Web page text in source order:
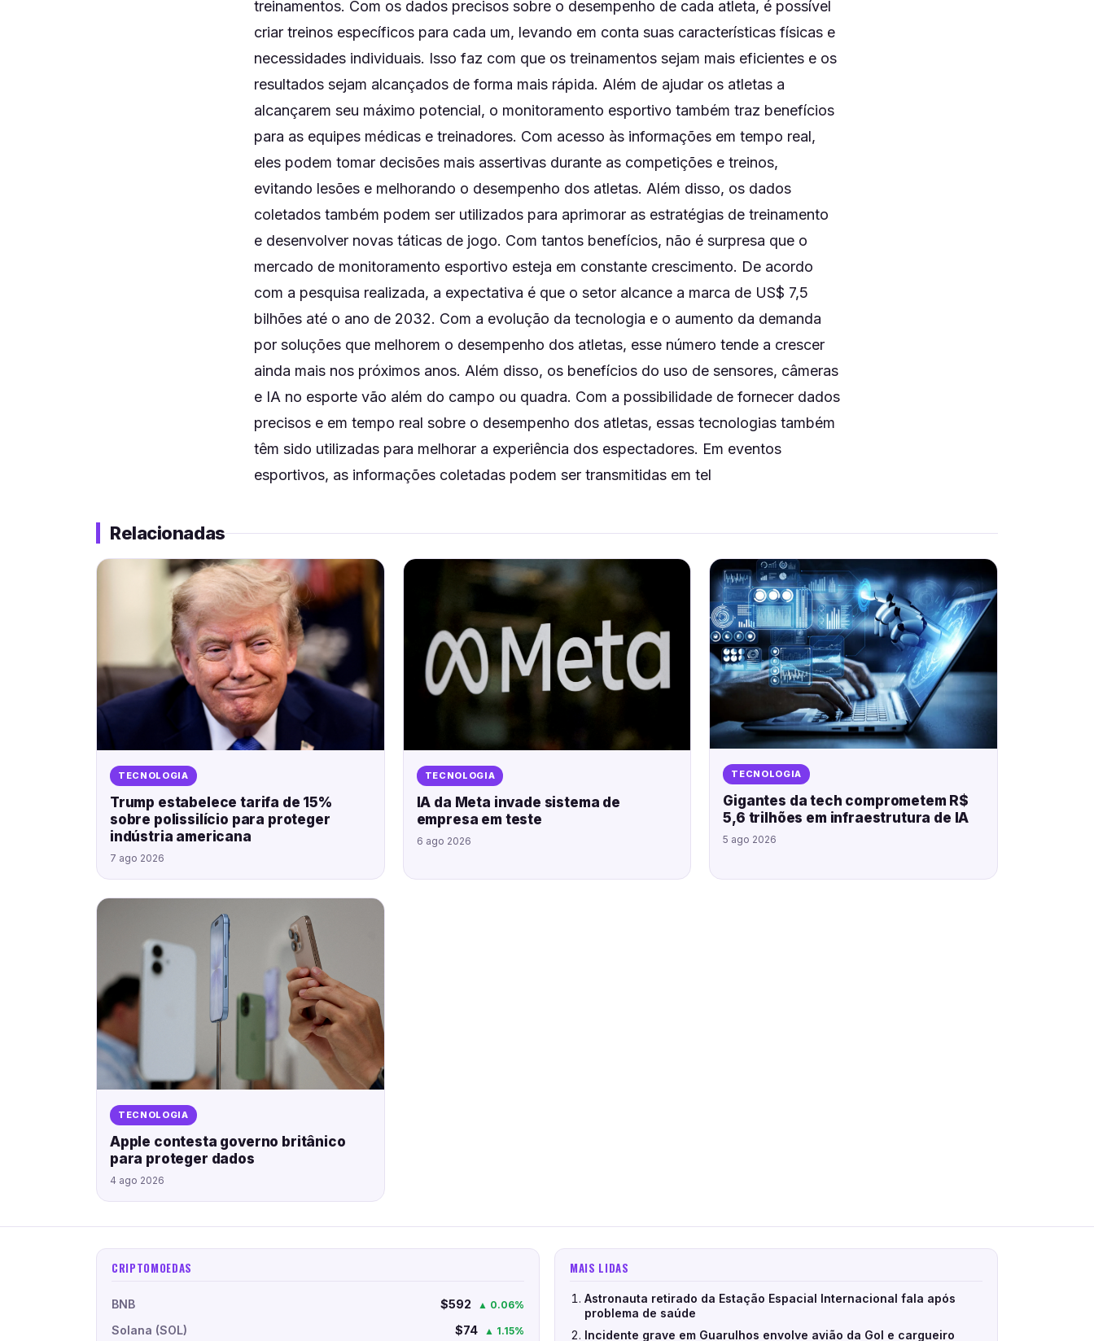
treinamentos. Com os dados precisos sobre o desempenho de cada atleta, é possível
criar treinos específicos para cada um, levando em conta suas características físicas e
necessidades individuais. Isso faz com que os treinamentos sejam mais eficientes e os
resultados sejam alcançados de forma mais rápida. Além de ajudar os atletas a
alcançarem seu máximo potencial, o monitoramento esportivo também traz benefícios
para as equipes médicas e treinadores. Com acesso às informações em tempo real,
eles podem tomar decisões mais assertivas durante as competições e treinos,
evitando lesões e melhorando o desempenho dos atletas. Além disso, os dados
coletados também podem ser utilizados para aprimorar as estratégias de treinamento
e desenvolver novas táticas de jogo. Com tantos benefícios, não é surpresa que o
mercado de monitoramento esportivo esteja em constante crescimento. De acordo
com a pesquisa realizada, a expectativa é que o setor alcance a marca de US$ 7,5
bilhões até o ano de 2032. Com a evolução da tecnologia e o aumento da demanda
por soluções que melhorem o desempenho dos atletas, esse número tende a crescer
ainda mais nos próximos anos. Além disso, os benefícios do uso de sensores, câmeras
e IA no esporte vão além do campo ou quadra. Com a possibilidade de fornecer dados
precisos e em tempo real sobre o desempenho dos atletas, essas tecnologias também
têm sido utilizadas para melhorar a experiência dos espectadores. Em eventos
esportivos, as informações coletadas podem ser transmitidas em tel
Relacionadas
TECNOLOGIA
Trump estabelece tarifa de 15%
sobre polissilício para proteger
indústria americana
7 ago 2026
TECNOLOGIA
IA da Meta invade sistema de
empresa em teste
6 ago 2026
TECNOLOGIA
Gigantes da tech comprometem R$
5,6 trilhões em infraestrutura de IA
5 ago 2026
TECNOLOGIA
Apple contesta governo britânico
para proteger dados
4 ago 2026
CRIPTOMOEDAS
BNB $592 ▲ 0.06%
Solana (SOL) $74 ▲ 1.15%
MAIS LIDAS
Astronauta retirado da Estação Espacial Internacional fala após
problema de saúde
Incidente grave em Guarulhos envolve avião da Gol e cargueiro